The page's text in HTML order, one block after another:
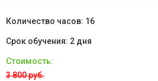
16
2 дня
3 800 руб.